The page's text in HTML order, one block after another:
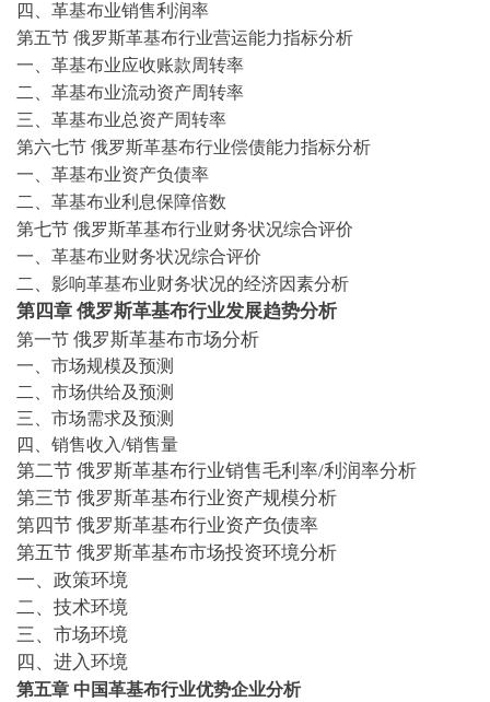
四、革基布业销售利润率
第五节 俄罗斯革基布行业营运能力指标分析
一、革基布业应收账款周转率
二、革基布业流动资产周转率
三、革基布业总资产周转率
第六七节 俄罗斯革基布行业偿债能力指标分析
一、革基布业资产负债率
二、革基布业利息保障倍数
第七节 俄罗斯革基布行业财务状况综合评价
一、革基布业财务状况综合评价
二、影响革基布业财务状况的经济因素分析
第四章 俄罗斯革基布行业发展趋势分析
第一节 俄罗斯革基布市场分析
一、市场规模及预测
二、市场供给及预测
三、市场需求及预测
四、销售收入/销售量
第二节 俄罗斯革基布行业销售毛利率/利润率分析
第三节 俄罗斯革基布行业资产规模分析
第四节 俄罗斯革基布行业资产负债率
第五节 俄罗斯革基布市场投资环境分析
一、政策环境
二、技术环境
三、市场环境
四、进入环境
第五章 中国革基布行业优势企业分析